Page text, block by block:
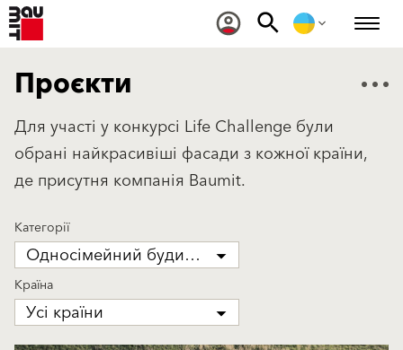
Проєкти
Для участі у конкурсі Life Challenge були
обрані найкрасивіші фасади з кожної країни,
де присутня компанія Baumit.
Категорії
Односімейний будинок
Країна
Усі країни